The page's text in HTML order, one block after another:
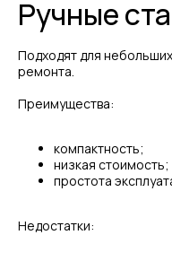
Ручные
Подходят для
ремонта.
Преимущества:
компактность;
низкая стоимость;
простота
Недостатки: